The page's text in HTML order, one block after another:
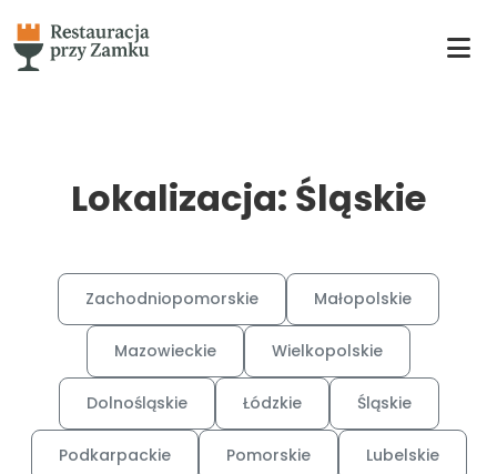
Lokalizacja: Śląskie
Zachodniopomorskie Małopolskie
Mazowieckie Wielkopolskie
Dolnośląskie Łódzkie Śląskie
Podkarpackie Pomorskie Lubelskie